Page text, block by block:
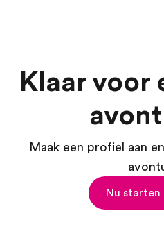
Klaar voor
Maak een profiel aan
Nu starten